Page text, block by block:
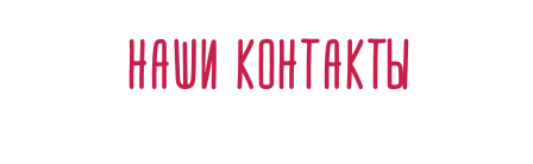
Наши контакты